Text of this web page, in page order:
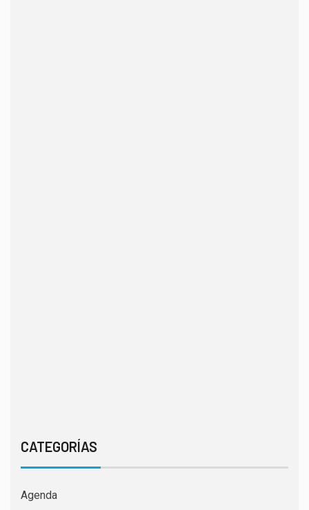
CATEGORÍAS
Agenda